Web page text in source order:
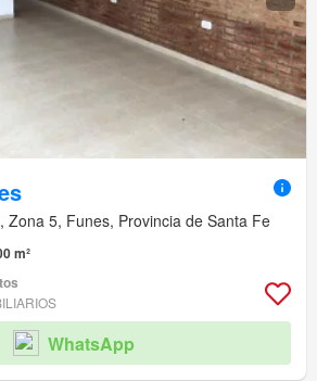
Zona 5, Funes, Provincia de Santa Fe
m²
WhatsApp